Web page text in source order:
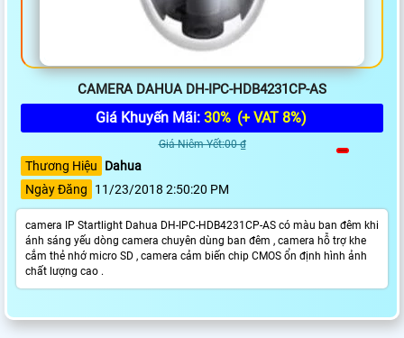
CAMERA DAHUA DH-IPC-HDB4231CP-AS
Giá Khuyến Mãi: 30% (+ VAT 8%)
Giá Niêm Yết:00 ₫
Thương Hiệu
Dahua
Ngày Đăng
11/23/2018 2:50:20 PM
camera IP Startlight Dahua DH-IPC-HDB4231CP-AS có màu ban đêm khi
ánh sáng yếu dòng camera chuyên dùng ban đêm , camera hỗ trợ khe
cắm thẻ nhớ micro SD , camera cảm biến chip CMOS ổn định hình ảnh
chất lượng cao .